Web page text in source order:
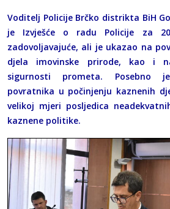
Voditelj Policije Brčko distrikta BiH
je Izvješće o radu Policije za
zadovoljavajuće, ali je ukazao na
djela imovinske prirode, kao i
sigurnosti prometa. Posebno
povratnika u počinjenju kaznenih
velikoj mjeri posljedica
kaznene politike.